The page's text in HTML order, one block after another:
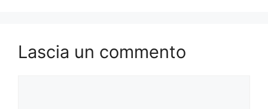
Lascia un commento